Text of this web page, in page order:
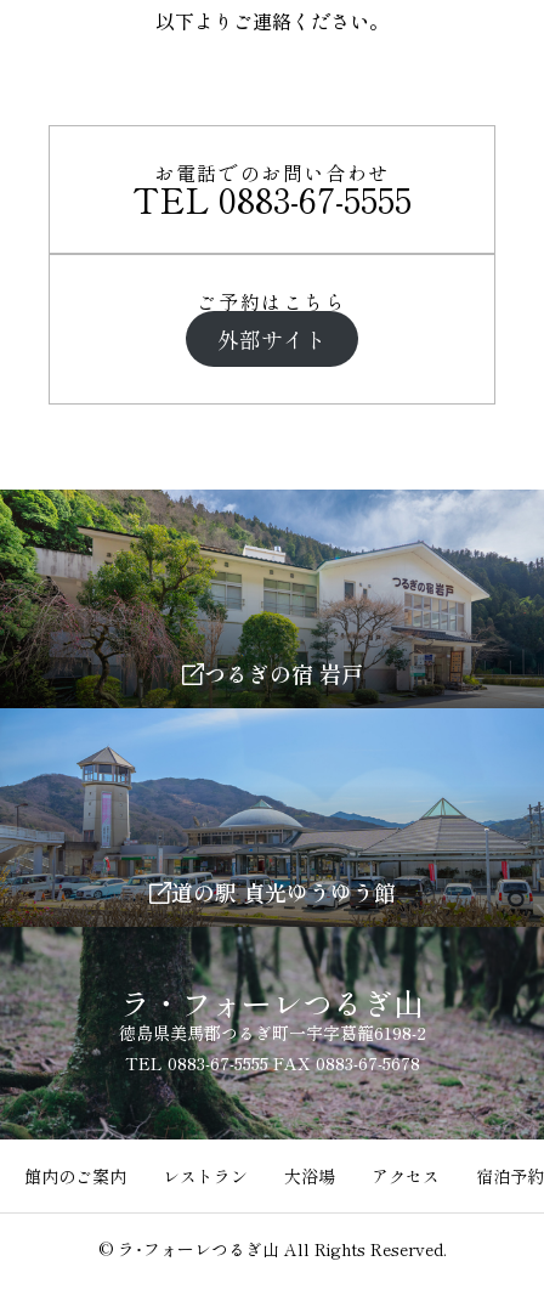
以下よりご連絡ください。
お電話でのお問い合わせ
TEL 0883-67-5555
ご予約はこちら
外部サイト
つるぎの宿 岩戸
道の駅 貞光ゆうゆう館
ラ・フォーレつるぎ山
徳島県美馬郡つるぎ町一宇字葛籠6198-2
TEL 0883-67-5555 FAX 0883-67-5678
館内のご案内 レストラン 大浴場 アクセス 宿泊予約
© ラ･フォーレつるぎ山 All Rights Reserved.